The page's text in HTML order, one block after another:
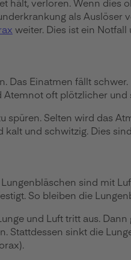
hält, verloren. Wenn
als
weiter. Dies ist ein
Das Einatmen fällt
oft plötzlicher und
Selten wird das
und schwitzig. Dies
sind mit
So bleiben die
und Luft tritt aus.
Stattdessen sinkt die